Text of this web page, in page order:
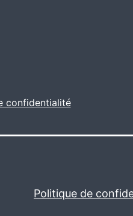
confidentialité
Politique de